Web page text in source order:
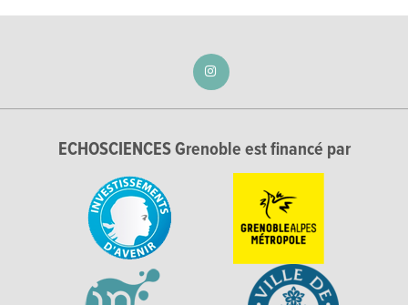
ECHOSCIENCES Grenoble est financé par